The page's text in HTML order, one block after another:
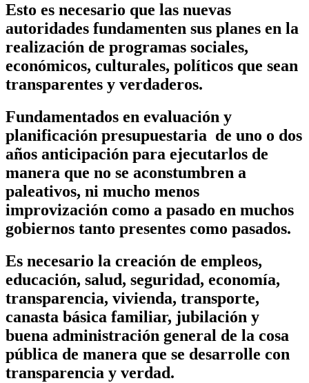
Esto es necesario que las nuevas
autoridades fundamenten sus planes en la
realización de programas sociales,
económicos, culturales, políticos que sean
transparentes y verdaderos.
Fundamentados en evaluación y
planificación presupuestaria de uno o dos
años anticipación para ejecutarlos de
manera que no se aconstumbren a
paleativos, ni mucho menos
improvización como a pasado en muchos
gobiernos tanto presentes como pasados.
Es necesario la creación de empleos,
educación, salud, seguridad, economía,
transparencia, vivienda, transporte,
canasta básica familiar, jubilación y
buena administración general de la cosa
pública de manera que se desarrolle con
transparencia y verdad.